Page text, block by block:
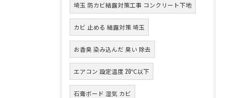
埼玉 防カビ結露対策工事 コンクリート下地
カビ 止める 結露対策 埼玉
お香臭 染み込んだ 臭い 除去
エアコン 設定温度 20℃以下
石膏ボード 湿気 カビ